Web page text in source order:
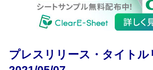
プレスリリース・タイト